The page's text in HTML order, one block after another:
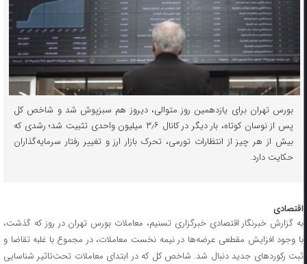
بورس تهران برای یازدهمین روز متوالی، دیروز هم سبزپوش شد و شاخص کل
پس از نوسان کوتاه، بار دیگر در کانال ۳٫۶ میلیون واحدی تثبیت شد؛ رشدی که
بیش از هر چیز از انتظارات تورمی، تحرک بازار ارز و تغییر رفتار سرمایه‌گذاران
حکایت دارد.
اقتصادی
به گزارش خبرنگار اقتصادی خبرگزاری تسنیم، معاملات بورس تهران در روز که گذشت،
با وجود افزایش مقطعی عرضه‌ها در نیمه نخست معاملات، در مجموع با غلبه تقاضا و
ثبت رکوردهای جدید دنبال شد. شاخص کل که در ابتدای معاملات تحت‌تاثیر شناسایی